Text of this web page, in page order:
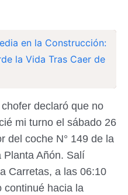
en la Construcción:
la Vida Tras Caer de
declaró que no
mi turno el sábado 26
del coche N° 149 de la
Planta Añón. Salí
Carretas, a las 06:10
continué hacia la